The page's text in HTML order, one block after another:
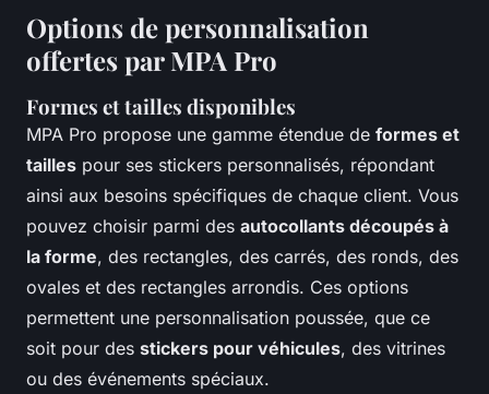
Options de personnalisation
offertes par MPA Pro
Formes et tailles disponibles
MPA Pro propose une gamme étendue de formes et
tailles pour ses stickers personnalisés, répondant
ainsi aux besoins spécifiques de chaque client. Vous
pouvez choisir parmi des autocollants découpés à
la forme, des rectangles, des carrés, des ronds, des
ovales et des rectangles arrondis. Ces options
permettent une personnalisation poussée, que ce
soit pour des stickers pour véhicules, des vitrines
ou des événements spéciaux.